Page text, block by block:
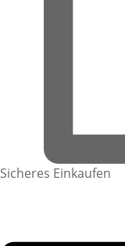
Sicheres Einkaufen